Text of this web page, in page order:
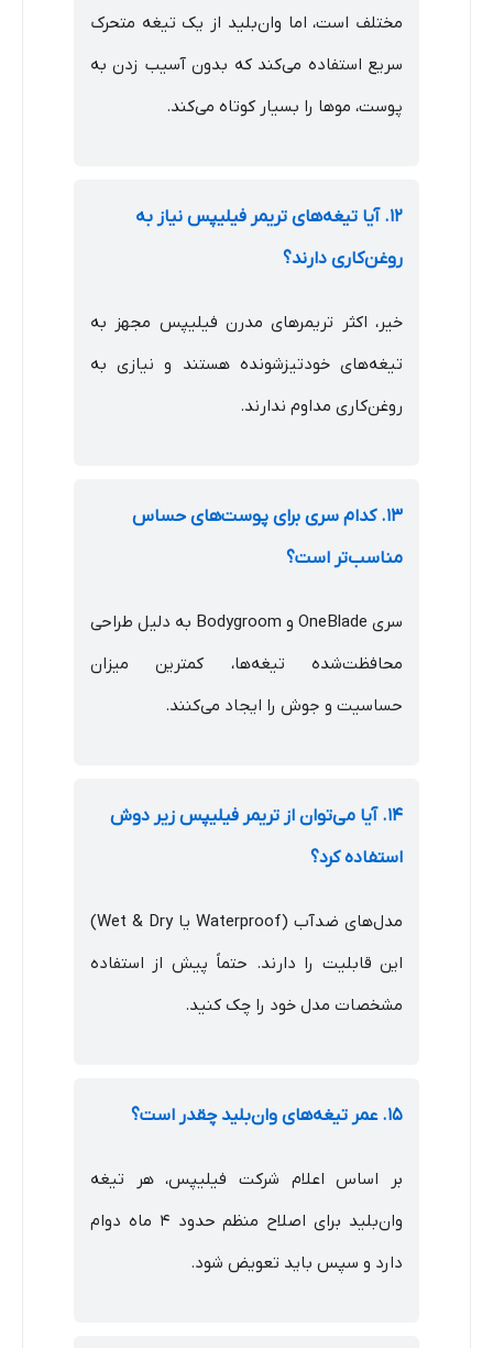
مختلف است، اما وان‌بلید از یک تیغه متحرک
سریع استفاده می‌کند که بدون آسیب زدن به
پوست، موها را بسیار کوتاه می‌کند.
۱۲. آیا تیغه‌های تریمر فیلیپس نیاز به
روغن‌کاری دارند؟
خیر، اکثر تریمرهای مدرن فیلیپس مجهز به
تیغه‌های خودتیزشونده هستند و نیازی به
روغن‌کاری مداوم ندارند.
۱۳. کدام سری برای پوست‌های حساس
مناسب‌تر است؟
سری OneBlade و Bodygroom به دلیل طراحی
محافظت‌شده تیغه‌ها، کمترین میزان
حساسیت و جوش را ایجاد می‌کنند.
۱۴. آیا می‌توان از تریمر فیلیپس زیر دوش
استفاده کرد؟
مدل‌های ضدآب (Waterproof یا Wet & Dry)
این قابلیت را دارند. حتماً پیش از استفاده
مشخصات مدل خود را چک کنید.
۱۵. عمر تیغه‌های وان‌بلید چقدر است؟
بر اساس اعلام شرکت فیلیپس، هر تیغه
وان‌بلید برای اصلاح منظم حدود ۴ ماه دوام
دارد و سپس باید تعویض شود.